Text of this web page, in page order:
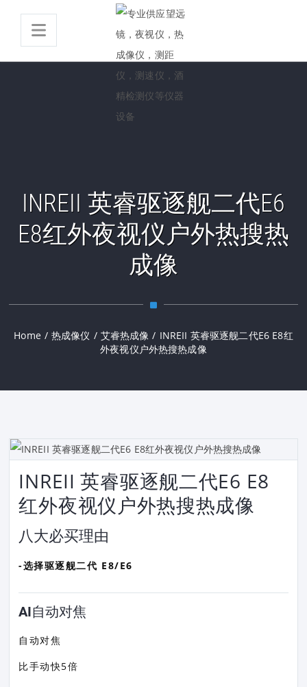
INREII 英睿驱逐舰二代E6
E8红外夜视仪户外热搜热
成像
Home / 热成像仪 / 艾睿热成像 / INREII 英睿驱逐舰二代E6 E8红
外夜视仪户外热搜热成像
INREII 英睿驱逐舰二代E6 E8
红外夜视仪户外热搜热成像
八大必买理由
-选择驱逐舰二代 E8/E6
AI自动对焦
自动对焦
比手动快5倍